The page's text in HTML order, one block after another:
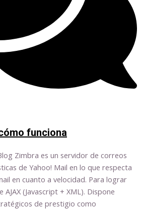
funciona
Zimbra es un servidor de correos
de Yahoo! Mail en lo que respecta
en cuanto a velocidad. Para lograr
(Javascript + XML). Dispone
de prestigio como